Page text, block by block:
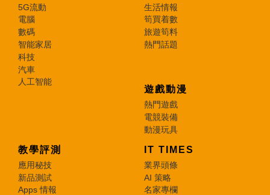
5G流動
電腦
數碼
智能家居
科技
汽車
人工智能
生活情報
筍買着數
旅遊筍料
熱門話題
遊戲動漫
熱門遊戲
電競裝備
動漫玩具
教學評測
應用秘技
新品測試
Apps 情報
IT TIMES
業界頭條
AI 策略
名家專欄